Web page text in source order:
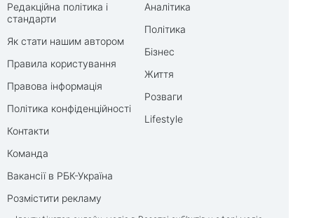
Редакційна політика і
стандарти
Як стати нашим автором
Правила користування
Правова інформація
Політика конфіденційності
Контакти
Команда
Вакансії в РБК-Україна
Розмістити рекламу
Аналітика
Політика
Бізнес
Життя
Розваги
Lifestyle